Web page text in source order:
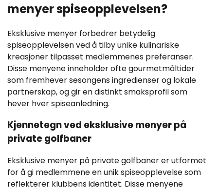
menyer spiseopplevelsen?
Eksklusive menyer forbedrer betydelig
spiseopplevelsen ved å tilby unike kulinariske
kreasjoner tilpasset medlemmenes preferanser.
Disse menyene inneholder ofte gourmetmåltider
som fremhever sesongens ingredienser og lokale
partnerskap, og gir en distinkt smaksprofil som
hever hver spiseanledning.
Kjennetegn ved eksklusive menyer på
private golfbaner
Eksklusive menyer på private golfbaner er utformet
for å gi medlemmene en unik spiseopplevelse som
reflekterer klubbens identitet. Disse menyene